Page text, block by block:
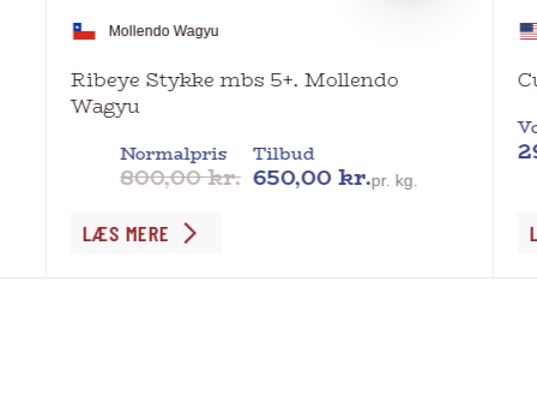
Mollendo Wagyu
Ribeye Stykke mbs 5+. Mollendo
Wagyu
Normalpris
800,00kr.
Tilbud
650,00kr.pr. kg.
Dette
LÆS MERE